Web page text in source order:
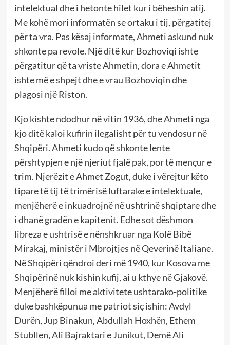
intelektual dhe i hetonte hilet kur i bëheshin atij.
Me kohë mori informatën se ortaku i tij, përgatitej
për ta vra. Pas kësaj informate, Ahmeti askund nuk
shkonte pa revole. Një ditë kur Bozhoviqi ishte
përgatitur që ta vriste Ahmetin, dora e Ahmetit
ishte më e shpejt dhe e vrau Bozhoviqin dhe
plagosi një Riston.
Kjo kishte ndodhur në vitin 1936, dhe Ahmeti nga
kjo ditë kaloi kufirin ilegalisht për tu vendosur në
Shqipëri. Ahmeti kudo që shkonte lente
përshtypjen e një njeriut fjalë pak, por të mençur e
trim. Njerëzit e Ahmet Zogut, duke i vërejtur këto
tipare të tij të trimërisë luftarake e intelektuale,
menjëherë e inkuadrojnë në ushtrinë shqiptare dhe
i dhanë gradën e kapitenit. Edhe sot dëshmon
libreza e ushtrisë e nënshkruar nga Kolë Bibë
Mirakaj, ministër i Mbrojtjes në Qeverinë Italiane.
Në Shqipëri qëndroi deri më 1940, kur Kosova me
Shqipërinë nuk kishin kufij, ai u kthye në Gjakovë.
Menjëherë filloi me aktivitete ushtarako-politike
duke bashkëpunua me patriot siç ishin: Avdyl
Durën, Jup Binakun, Abdullah Hoxhën, Ethem
Stubllen, Ali Bajraktari e Junikut, Demë Ali